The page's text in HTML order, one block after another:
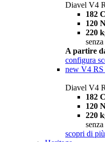
Diavel V4
182
120
220
A partire
configura
new V4 RS
Diavel V4
182
120
220
scopri di più